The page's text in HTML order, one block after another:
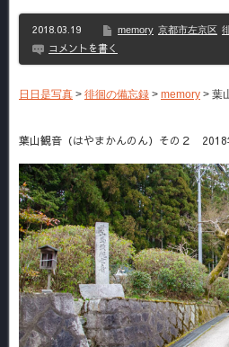
2018.03.19 memory 京都市左京区
コメントを書く
日日是写真 > 徘徊の備忘録 > memory > 葉
葉山観音（はやまかんのん）その２ 2018